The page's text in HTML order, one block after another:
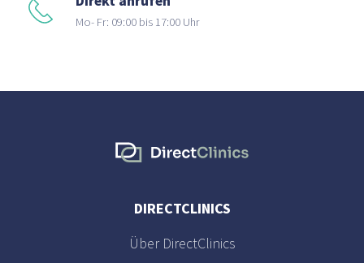
Mo- Fr: 09:00 bis 17:00 Uhr
DIRECTCLINICS
Über DirectClinics